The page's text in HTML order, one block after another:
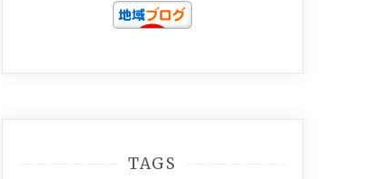
TAGS